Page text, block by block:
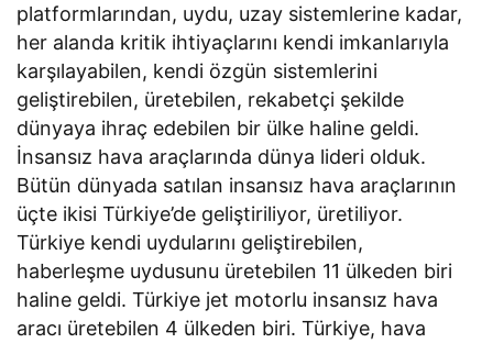
platformlarından, uydu, uzay sistemlerine kadar,
her alanda kritik ihtiyaçlarını kendi imkanlarıyla
karşılayabilen, kendi özgün sistemlerini
geliştirebilen, üretebilen, rekabetçi şekilde
dünyaya ihraç edebilen bir ülke haline geldi.
İnsansız hava araçlarında dünya lideri olduk.
Bütün dünyada satılan insansız hava araçlarının
üçte ikisi Türkiye’de geliştiriliyor, üretiliyor.
Türkiye kendi uydularını geliştirebilen,
haberleşme uydusunu üretebilen 11 ülkeden biri
haline geldi. Türkiye jet motorlu insansız hava
aracı üretebilen 4 ülkeden biri. Türkiye, hava